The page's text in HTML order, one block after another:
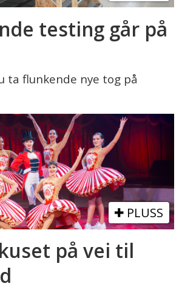
testing går på
ta flunkende nye tog på
PLUSS
på vei til